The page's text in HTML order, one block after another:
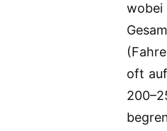
wobei
oft auf